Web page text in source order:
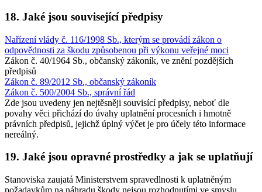
18. Jaké jsou související předpisy
Nařízení vlády č. 116/1998 Sb., kterým se provádí zákon o
odpovědnosti za škodu způsobenou při výkonu veřejné moci
Zákon č. 40/1964 Sb., občanský zákoník, ve znění pozdějších
předpisů
Zákon č. 89/2012 Sb., občanský zákoník
Zákon č. 500/2004 Sb., správní řád
Zde jsou uvedeny jen nejtěsněji souvisící předpisy, neboť dle
povahy věci přichází do úvahy uplatnění procesních i hmotně
právních předpisů, jejichž úplný výčet je pro účely této informace
nereálný.
19. Jaké jsou opravné prostředky a jak se uplatňují
Stanoviska zaujatá Ministerstvem spravedlnosti k uplatněným
požadavkům na náhradu škody nejsou rozhodnutími ve smyslu